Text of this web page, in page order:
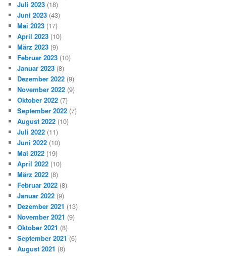
Juli 2023 (18)
Juni 2023 (43)
Mai 2023 (17)
April 2023 (10)
März 2023 (9)
Februar 2023 (10)
Januar 2023 (8)
Dezember 2022 (9)
November 2022 (9)
Oktober 2022 (7)
September 2022 (7)
August 2022 (10)
Juli 2022 (11)
Juni 2022 (10)
Mai 2022 (19)
April 2022 (10)
März 2022 (8)
Februar 2022 (8)
Januar 2022 (9)
Dezember 2021 (13)
November 2021 (9)
Oktober 2021 (8)
September 2021 (6)
August 2021 (8)